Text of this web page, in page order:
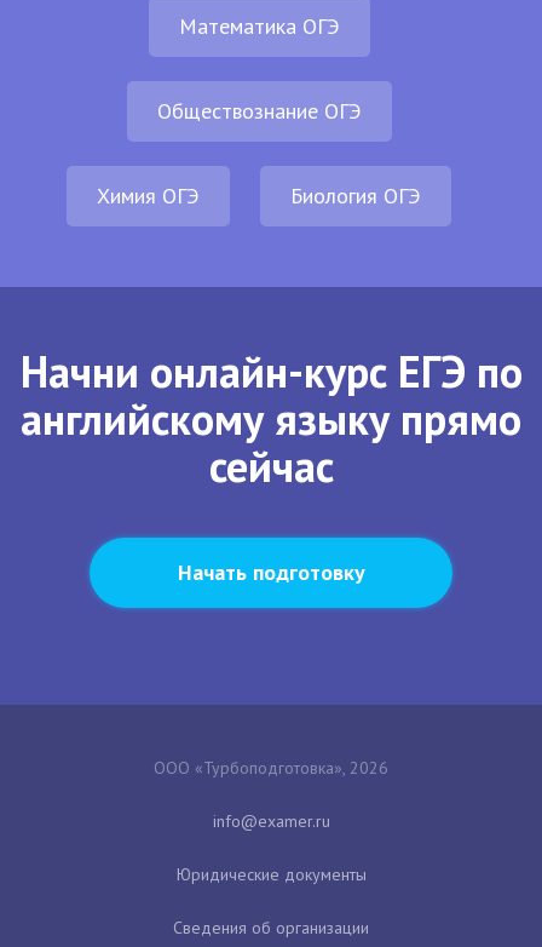
Математика ОГЭ
Обществознание ОГЭ
Химия ОГЭ Биология ОГЭ
Начни онлайн-курс ЕГЭ по
английскому языку прямо
сейчас
Начать подготовку
ООО «Турбоподготовка», 2026
Юридические документы
Сведения об организации